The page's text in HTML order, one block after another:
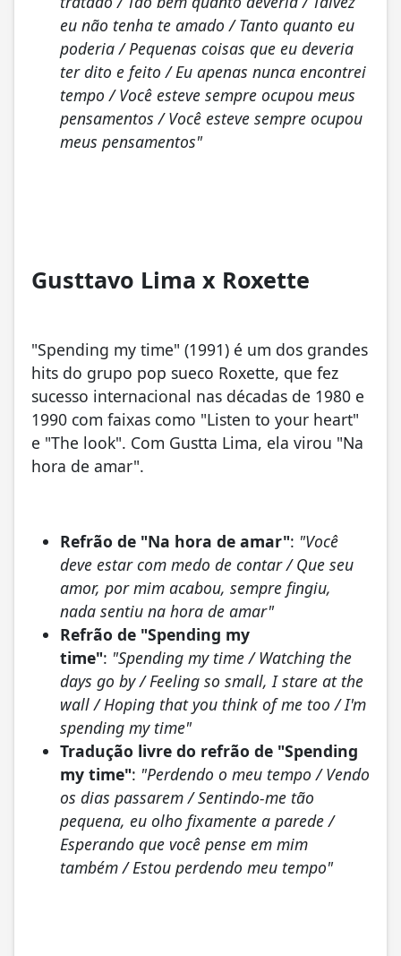
eu não tenha te amado / Tanto quanto eu
poderia / Pequenas coisas que eu deveria
ter dito e feito / Eu apenas nunca encontrei
tempo / Você esteve sempre ocupou meus
pensamentos / Você esteve sempre ocupou
meus pensamentos"
Gusttavo Lima x Roxette
"Spending my time" (1991) é um dos grandes
hits do grupo pop sueco Roxette, que fez
sucesso internacional nas décadas de 1980 e
1990 com faixas como "Listen to your heart"
e "The look". Com Gustta Lima, ela virou "Na
hora de amar".
Refrão de "Na hora de amar": "Você
deve estar com medo de contar / Que seu
amor, por mim acabou, sempre fingiu,
nada sentiu na hora de amar"
Refrão de "Spending my
time": "Spending my time / Watching the
days go by / Feeling so small, I stare at the
wall / Hoping that you think of me too / I'm
spending my time"
Tradução livre do refrão de "Spending
my time": "Perdendo o meu tempo / Vendo
os dias passarem / Sentindo-me tão
pequena, eu olho fixamente a parede /
Esperando que você pense em mim
também / Estou perdendo meu tempo"